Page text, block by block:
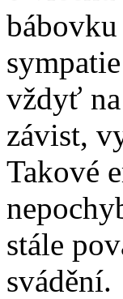
vždyť
závist,
Takové
stále
svádění.